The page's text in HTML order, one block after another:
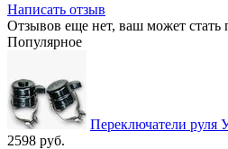
Написать отзыв
Отзывов еще нет, ваш может стать
Популярное
Переключатели руля
2598 руб.